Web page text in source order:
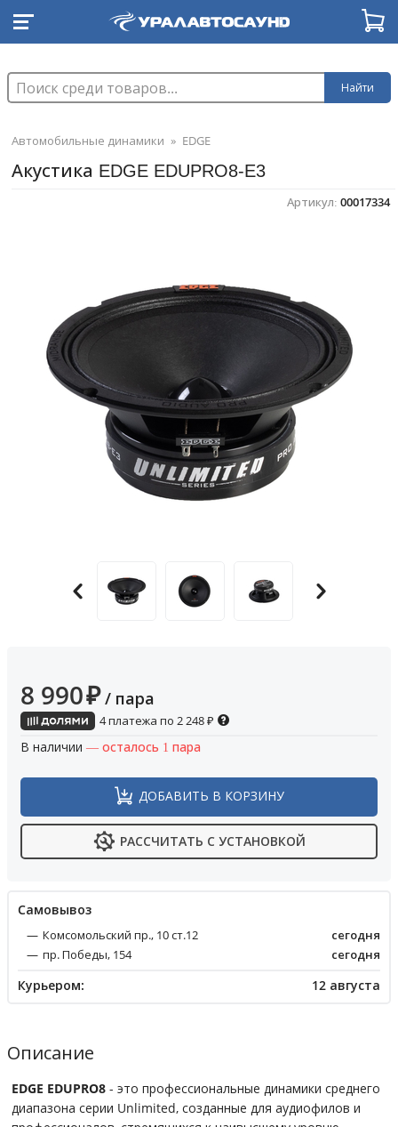
Найти
Автомобильные динамики » EDGE
Акустика EDGE EDUPRO8-E3
Артикул: 00017334
8 990₽ / пара
4 платежа по 2 248₽
В наличии — осталось 1 пара
ДОБАВИТЬ В КОРЗИНУ
РАССЧИТАТЬ С УСТАНОВКОЙ
Cамовывоз
Комсомольский пр., 10 ст.12
сегодня
пр. Победы, 154
сегодня
Курьером: 12 августа
Описание
EDGE EDUPRO8 - это профессиональные динамики среднего
диапазона серии Unlimited, созданные для аудиофилов и